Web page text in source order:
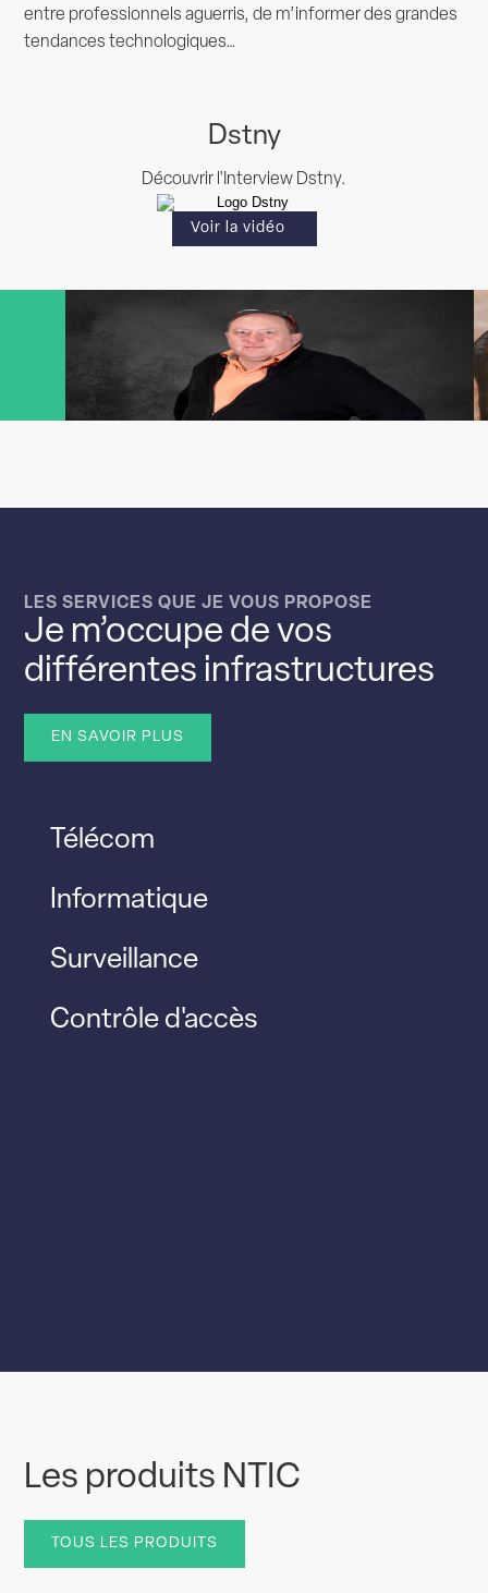
entre professionnels aguerris, de m’informer des grandes
tendances technologiques…
Dstny
Découvrir l'Interview Dstny.
Voir la vidéo
LES SERVICES QUE JE VOUS PROPOSE
Je m’occupe de vos
différentes infrastructures
EN SAVOIR PLUS
Télécom
Informatique
Surveillance
Contrôle d'accès
Les produits NTIC
TOUS LES PRODUITS